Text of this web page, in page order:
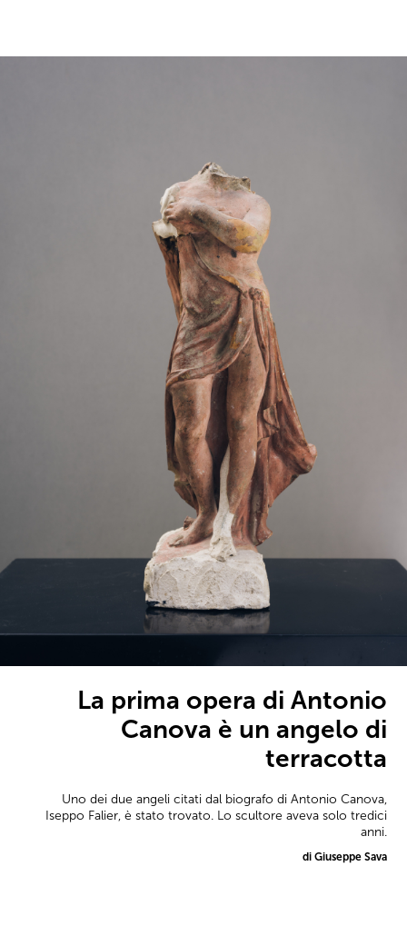
La prima opera di Antonio
Canova è un angelo di
terracotta
Uno dei due angeli citati dal biografo di Antonio Canova,
Iseppo Falier, è stato trovato. Lo scultore aveva solo tredici
anni.
di Giuseppe Sava